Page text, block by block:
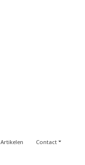
Artikelen Contact